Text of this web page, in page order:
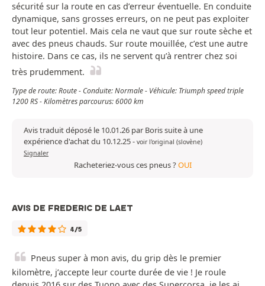
sécurité sur la route en cas d’erreur éventuelle. En conduite
dynamique, sans grosses erreurs, on ne peut pas exploiter
tout leur potentiel. Mais cela ne vaut que sur route sèche et
avec des pneus chauds. Sur route mouillée, c’est une autre
histoire. Dans ce cas, ils ne servent qu’à rentrer chez soi
très prudemment.
Type de route: Route - Conduite: Normale - Véhicule: Triumph speed triple
1200 RS - Kilomètres parcourus: 6000 km
Avis traduit déposé le 10.01.26 par Boris suite à une
expérience d'achat du 10.12.25- voir l'original (slovène)
Signaler
Racheteriez-vous ces pneus ?OUI
AVIS DE FREDERIC DE LAET
4/5
Pneus super à mon avis, du grip dès le premier
kilomètre, j’accepte leur courte durée de vie ! Je roule